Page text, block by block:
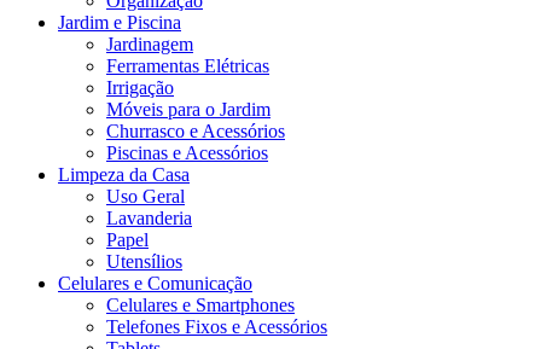
Jardim e Piscina
Jardinagem
Ferramentas Elétricas
Irrigação
Móveis para o Jardim
Churrasco e Acessórios
Piscinas e Acessórios
Limpeza da Casa
Uso Geral
Lavanderia
Papel
Utensílios
Celulares e Comunicação
Celulares e Smartphones
Telefones Fixos e Acessórios